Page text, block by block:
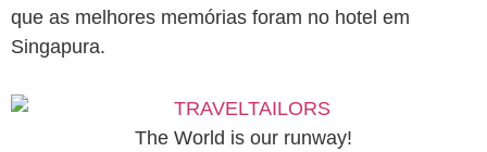
que as melhores memórias foram no hotel em
Singapura.
The World is our runway!